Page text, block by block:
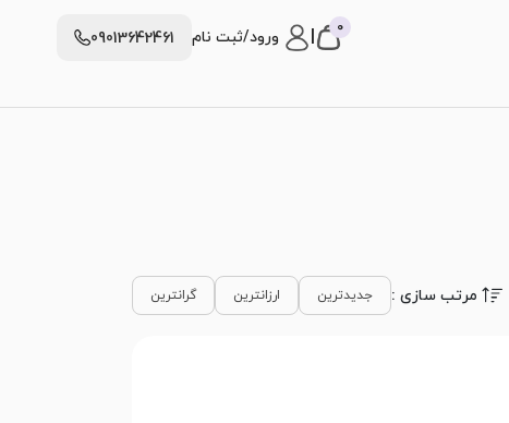
0 ورود/ثبت نام 09013642461
مرتب سازی : جدیدترین ارزانترین گرانترین